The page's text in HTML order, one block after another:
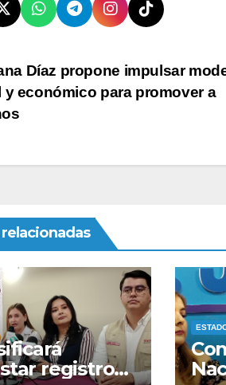
Díaz propone impulsar
y económico para promover a
registro